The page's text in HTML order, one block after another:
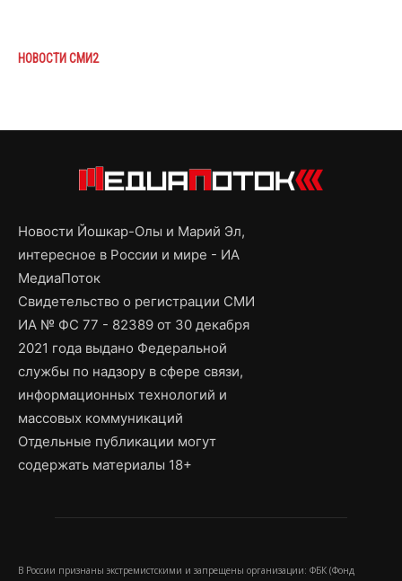
НОВОСТИ СМИ2
Новости Йошкар-Олы и Марий Эл,
интересное в России и мире - ИА
МедиаПоток
Свидетельство о регистрации СМИ
ИА № ФС 77 - 82389 от 30 декабря
2021 года выдано Федеральной
службы по надзору в сфере связи,
информационных технологий и
массовых коммуникаций
Отдельные публикации могут
содержать материалы 18+
В России признаны экстремистскими и запрещены организации: ФБК (Фонд